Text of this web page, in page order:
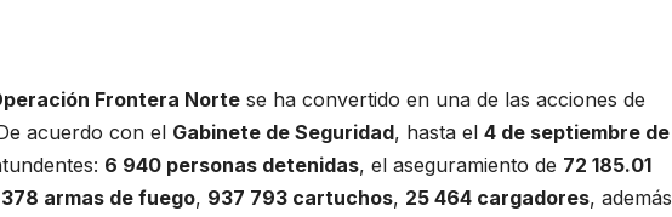
Frontera Norte se ha convertido en una de las acciones de
acuerdo con el Gabinete de Seguridad, hasta el 4 de septiembre de
6 940 personas detenidas, el aseguramiento de 72 185.01
armas de fuego, 937 793 cartuchos, 25 464 cargadores, además